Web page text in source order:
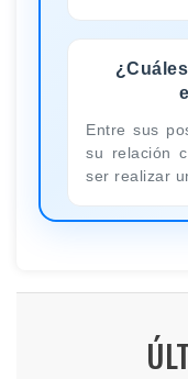
Entre sus
su relación
ser realizar